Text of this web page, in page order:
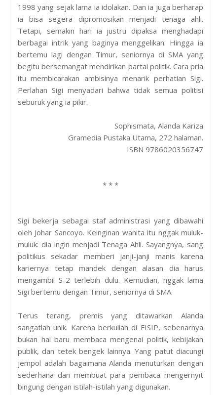
1998 yang sejak lama ia idolakan. Dan ia juga berharap
ia bisa segera dipromosikan menjadi tenaga ahli.
Tetapi, semakin hari ia justru dipaksa menghadapi
berbagai intrik yang baginya menggelikan. Hingga ia
bertemu lagi dengan Timur, seniornya di SMA yang
begitu bersemangat mendirikan partai politik. Cara pria
itu membicarakan ambisinya menarik perhatian Sigi.
Perlahan Sigi menyadari bahwa tidak semua politisi
seburuk yang ia pikir.
Sophismata, Alanda Kariza
Gramedia Pustaka Utama, 272 halaman.
ISBN 9786020356747
* * *
Sigi bekerja sebagai staf administrasi yang dibawahi
oleh Johar Sancoyo. Keinginan wanita itu nggak muluk-
muluk: dia ingin menjadi Tenaga Ahli. Sayangnya, sang
politikus sekadar memberi janji-janji manis karena
kariernya tetap mandek dengan alasan dia harus
mengambil S-2 terlebih dulu. Kemudian, nggak lama
Sigi bertemu dengan Timur, seniornya di SMA.
Terus terang, premis yang ditawarkan Alanda
sangatlah unik. Karena berkuliah di FISIP, sebenarnya
bukan hal baru membaca mengenai politik, kebijakan
publik, dan tetek bengek lainnya. Yang patut diacungi
jempol adalah bagaimana Alanda menuturkan dengan
sederhana dan membuat para pembaca mengernyit
bingung dengan istilah-istilah yang digunakan.